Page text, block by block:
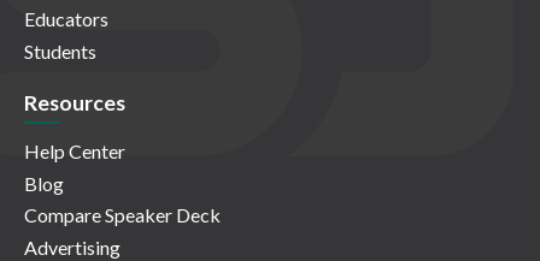
Educators
Students
Resources
Help Center
Blog
Compare Speaker Deck
Advertising